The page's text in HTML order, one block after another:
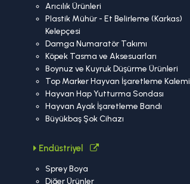
Arıcılık Ürünleri
Plastik Mühür - Et Belirleme (Karkas)
Kelepçesi
Damga Numaratör Takımı
Köpek Tasma ve Aksesuarları
Boynuz ve Kuyruk Düşürme Ürünleri
Top Marker Hayvan İşaretleme Kalemi
Hayvan Hap Yutturma Sondası
Hayvan Ayak İşaretleme Bandı
Büyükbaş Şok Cihazı
Endüstriyel
Sprey Boya
Diğer Ürünler